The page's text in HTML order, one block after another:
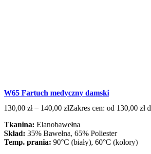
W65 Fartuch medyczny damski
130,00 zł – 140,00 złZakres cen: od 130,00 zł
Tkanina: Elanobawełna
Skład: 35% Bawełna, 65% Poliester
Temp. prania: 90°C (biały), 60°C (kolory)